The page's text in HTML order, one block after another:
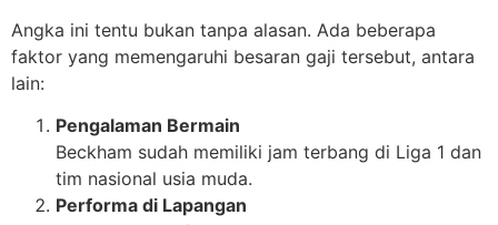
Angka ini tentu bukan tanpa alasan. Ada beberapa
faktor yang memengaruhi besaran gaji tersebut, antara
lain:
Pengalaman Bermain
Beckham sudah memiliki jam terbang di Liga 1 dan
tim nasional usia muda.
Performa di Lapangan